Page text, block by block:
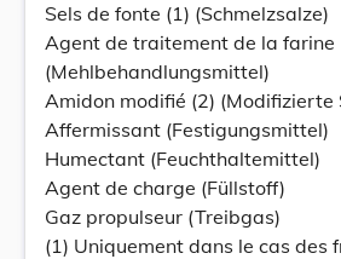
Sels de fonte (1) (Schmelzsalze)
Agent de traitement de la farine
(Mehlbehandlungsmittel)
Amidon modifié (2) (Modifizierte
Affermissant (Festigungsmittel)
Humectant (Feuchthaltemittel)
Agent de charge (Füllstoff)
Gaz propulseur (Treibgas)
(1) Uniquement dans le cas des